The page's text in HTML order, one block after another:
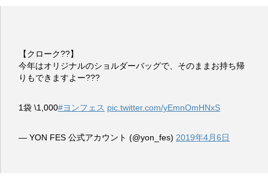
【クローク??】
今年はオリジナルのショルダーバッグで、そのままお持ち帰
りもできますよー???
1袋 \1,000#ヨンフェス pic.twitter.com/yEmnOmHNxS
— YON FES 公式アカウント (@yon_fes) 2019年4月6日